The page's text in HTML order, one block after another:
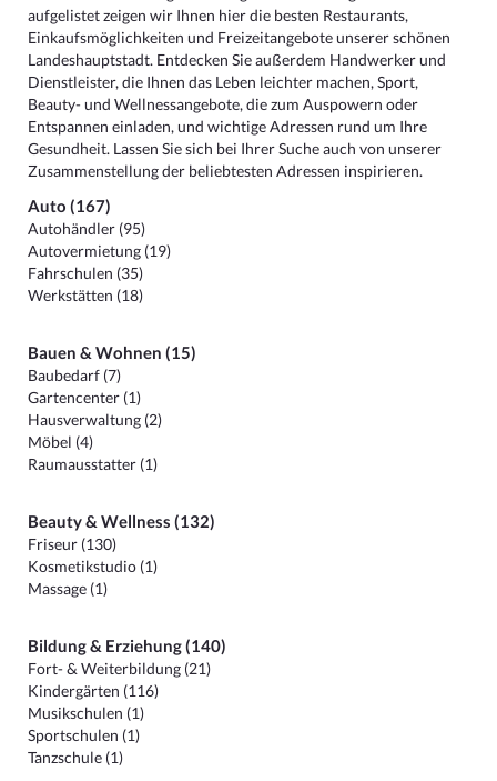
aufgelistet zeigen wir Ihnen hier die besten Restaurants,
Einkaufsmöglichkeiten und Freizeitangebote unserer schönen
Landeshauptstadt. Entdecken Sie außerdem Handwerker und
Dienstleister, die Ihnen das Leben leichter machen, Sport,
Beauty- und Wellnessangebote, die zum Auspowern oder
Entspannen einladen, und wichtige Adressen rund um Ihre
Gesundheit. Lassen Sie sich bei Ihrer Suche auch von unserer
Zusammenstellung der beliebtesten Adressen inspirieren.
Auto (167)
Autohändler (95)
Autovermietung (19)
Fahrschulen (35)
Werkstätten (18)
Bauen & Wohnen (15)
Baubedarf (7)
Gartencenter (1)
Hausverwaltung (2)
Möbel (4)
Raumausstatter (1)
Beauty & Wellness (132)
Friseur (130)
Kosmetikstudio (1)
Massage (1)
Bildung & Erziehung (140)
Fort- & Weiterbildung (21)
Kindergärten (116)
Musikschulen (1)
Sportschulen (1)
Tanzschule (1)